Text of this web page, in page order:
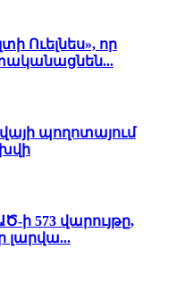
Ուելնես», որ
պողոտայում
ի 573 վարույթը,
լարվա...